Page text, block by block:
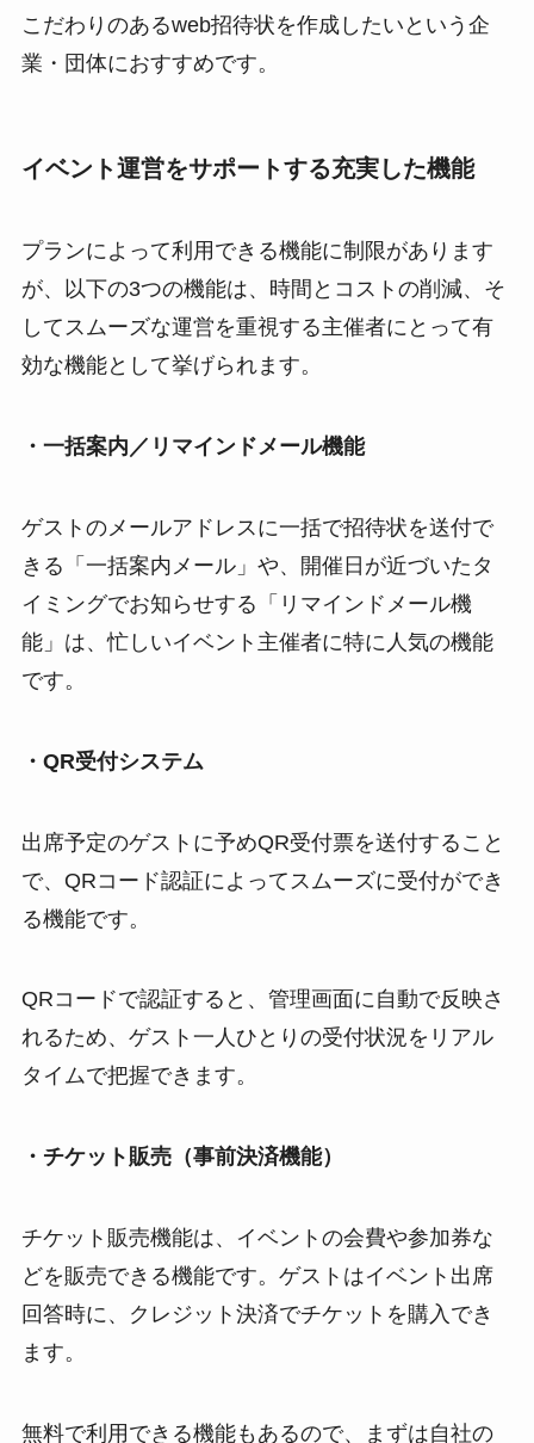
こだわりのあるweb招待状を作成したいという企
業・団体におすすめです。
イベント運営をサポートする充実した機能
プランによって利用できる機能に制限があります
が、以下の3つの機能は、時間とコストの削減、そ
してスムーズな運営を重視する主催者にとって有
効な機能として挙げられます。
・一括案内／リマインドメール機能
ゲストのメールアドレスに一括で招待状を送付で
きる「一括案内メール」や、開催日が近づいたタ
イミングでお知らせする「リマインドメール機
能」は、忙しいイベント主催者に特に人気の機能
です。
・QR受付システム
出席予定のゲストに予めQR受付票を送付すること
で、QRコード認証によってスムーズに受付ができ
る機能です。
QRコードで認証すると、管理画面に自動で反映さ
れるため、ゲスト一人ひとりの受付状況をリアル
タイムで把握できます。
・チケット販売（事前決済機能）
チケット販売機能は、イベントの会費や参加券な
どを販売できる機能です。ゲストはイベント出席
回答時に、クレジット決済でチケットを購入でき
ます。
無料で利用できる機能もあるので、まずは自社の